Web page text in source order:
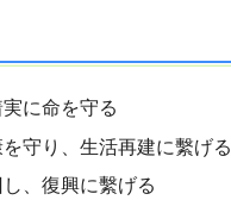
に命を守る
守り、生活再建に繫げる
、復興に繫げる